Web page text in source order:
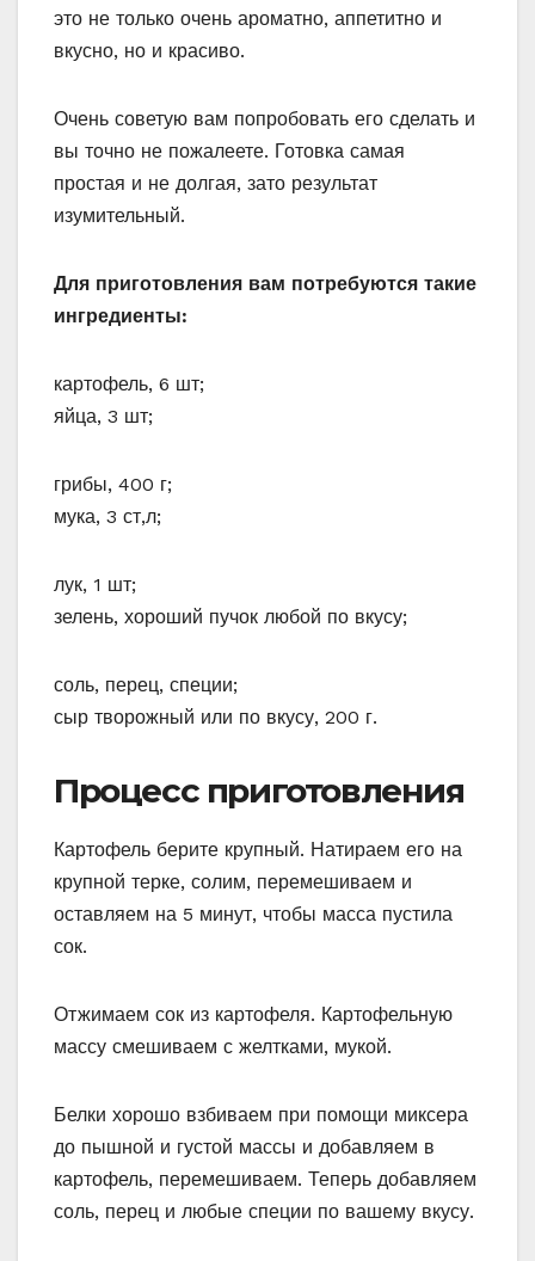
это не только очень ароматно, аппетитно и
вкусно, но и красиво.
Очень советую вам попробовать его сделать и
вы точно не пожалеете. Готовка самая
простая и не долгая, зато результат
изумительный.
Для приготовления вам потребуются такие
ингредиенты:
картофель, 6 шт;
яйца, 3 шт;
грибы, 400 г;
мука, 3 ст,л;
лук, 1 шт;
зелень, хороший пучок любой по вкусу;
соль, перец, специи;
сыр творожный или по вкусу, 200 г.
Процесс приготовления
Картофель берите крупный. Натираем его на
крупной терке, солим, перемешиваем и
оставляем на 5 минут, чтобы масса пустила
сок.
Отжимаем сок из картофеля. Картофельную
массу смешиваем с желтками, мукой.
Белки хорошо взбиваем при помощи миксера
до пышной и густой массы и добавляем в
картофель, перемешиваем. Теперь добавляем
соль, перец и любые специи по вашему вкусу.